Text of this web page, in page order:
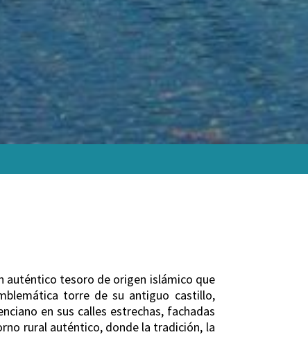
auténtico tesoro de origen islámico que
torre de su antiguo castillo,
en sus calles estrechas, fachadas
rural auténtico, donde la tradición, la